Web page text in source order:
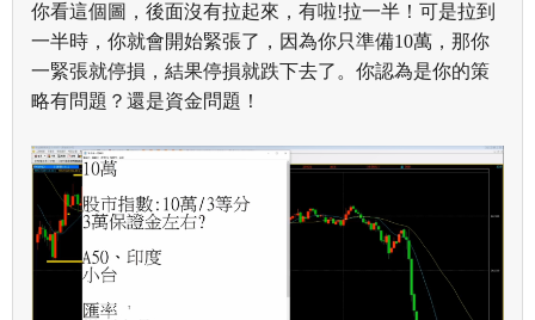
你看這個圖，後面沒有拉起來，有啦!拉一半！可是拉到
一半時，你就會開始緊張了，因為你只準備10萬，那你
一緊張就停損，結果停損就跌下去了。你認為是你的策
略有問題？還是資金問題！